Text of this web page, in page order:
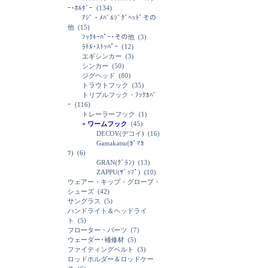
ｰ･ﾎﾙﾀﾞｰ (134)
ｱｼﾞ・ﾒﾊﾞﾙｼﾞｸﾞﾍｯﾄﾞその
他 (15)
ﾌｯｸｷｰﾊﾟｰ･その他 (3)
ﾗﾄﾙ･ｽﾄｯﾊﾟｰ (12)
エギシンカー (3)
シンカー (50)
ジグヘッド (80)
トラウトフック
(35)
トリプルフック・ﾌｯｸｶﾊﾞ
ｰ (116)
トレーラーフック
(1)
+ ワームフック (45)
DECOY(デコイ) (16)
Gamakatsu(ｶﾞﾏｶ
ﾂ) (6)
GRAN(ｸﾞﾗﾝ) (13)
ZAPPU(ｻﾞｯﾌﾟ) (10)
ウェアー・キップ・グローブ・
シューズ (42)
サングラス
(5)
ハンドライト＆ヘッドライ
ト
(5)
フローター・パーツ (7)
ウェーダー･補修材 (5)
ファイティングベルト
(3)
ロッドホルダー＆ロッドケー